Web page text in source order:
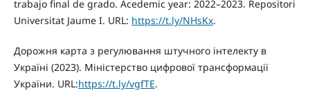
trabajo final de grado. Acedemic year: 2022–2023. Repositori
Universitat Jaume I. URL: https://t.ly/NHsKx.
Дорожня карта з регулювання штучного інтелекту в
Україні (2023). Міністерство цифрової трансформації
України. URL:https://t.ly/vgfTE.